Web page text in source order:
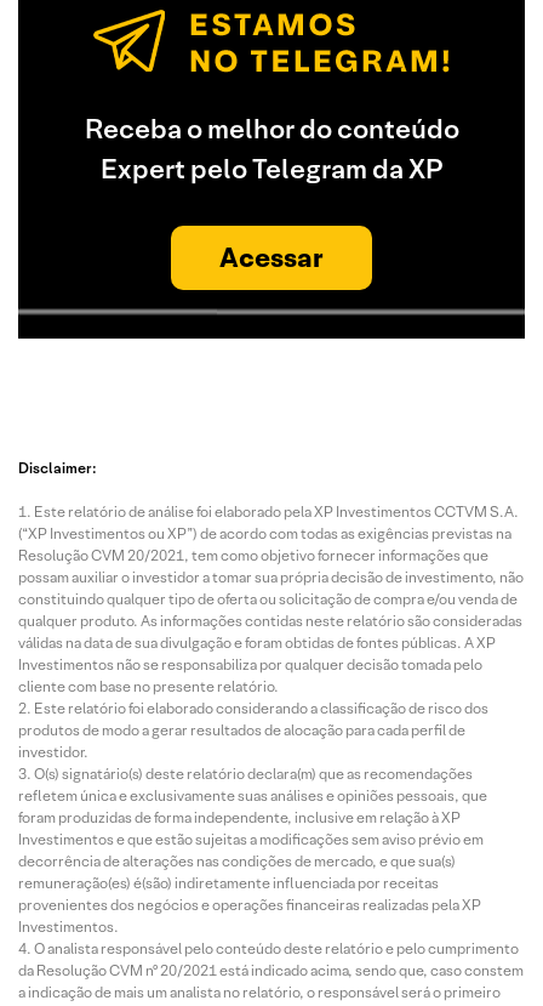
Receba o melhor do conteúdo
Expert pelo Telegram da XP
Acessar
Disclaimer:
Este relatório de análise foi elaborado pela XP Investimentos CCTVM S.A.
(“XP Investimentos ou XP”) de acordo com todas as exigências previstas na
Resolução CVM 20/2021, tem como objetivo fornecer informações que
possam auxiliar o investidor a tomar sua própria decisão de investimento, não
constituindo qualquer tipo de oferta ou solicitação de compra e/ou venda de
qualquer produto. As informações contidas neste relatório são consideradas
válidas na data de sua divulgação e foram obtidas de fontes públicas. A XP
Investimentos não se responsabiliza por qualquer decisão tomada pelo
cliente com base no presente relatório.
Este relatório foi elaborado considerando a classificação de risco dos
produtos de modo a gerar resultados de alocação para cada perfil de
investidor.
O(s) signatário(s) deste relatório declara(m) que as recomendações
refletem única e exclusivamente suas análises e opiniões pessoais, que
foram produzidas de forma independente, inclusive em relação à XP
Investimentos e que estão sujeitas a modificações sem aviso prévio em
decorrência de alterações nas condições de mercado, e que sua(s)
remuneração(es) é(são) indiretamente influenciada por receitas
provenientes dos negócios e operações financeiras realizadas pela XP
Investimentos.
O analista responsável pelo conteúdo deste relatório e pelo cumprimento
da Resolução CVM nº 20/2021 está indicado acima, sendo que, caso constem
a indicação de mais um analista no relatório, o responsável será o primeiro